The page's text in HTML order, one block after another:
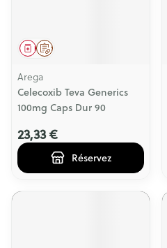
Sur prescription
Médicament
Arega
Celecoxib Teva Generics
100mg Caps Dur 90
23,33 €
Réservez